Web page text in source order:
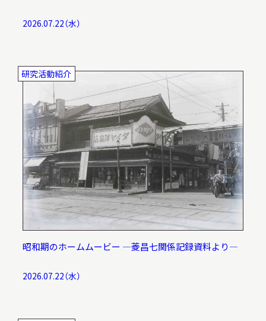
2026.07.22（水）
研究活動紹介
昭和期のホームムービー ―菱昌七関係記録資料より―
2026.07.22（水）